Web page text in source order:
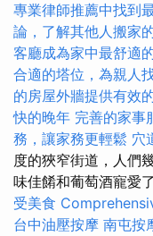
專業律師推薦中找到
論，了解其他人搬家
客廳成為家中最舒適
合適的塔位，為親人
的房屋外牆提供有效
快的晚年 完善的家事
務，讓家務更輕鬆 穴
度的狹窄街道，人們
味佳餚和葡萄酒寵愛
受美食
台中油壓按摩 南屯按